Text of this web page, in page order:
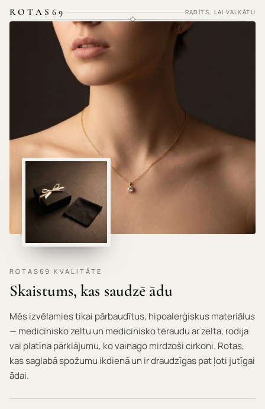
ROTAS69 RADĪTS, LAI VALKĀTU
HIPOALERĢISKI MATERIĀLI · NEKAIRINA ĀDU ·
ROTAS69 KVALITĀTE
Skaistums, kas saudzē ādu
Mēs izvēlamies tikai pārbaudītus, hipoalerģiskus materiālus
— medicīnisko zeltu un medicīnisko tēraudu ar zelta, rodija
vai platīna pārklājumu, ko vainago mirdzoši cirkoni. Rotas,
kas saglabā spožumu ikdienā un ir draudzīgas pat ļoti jutīgai
ādai.